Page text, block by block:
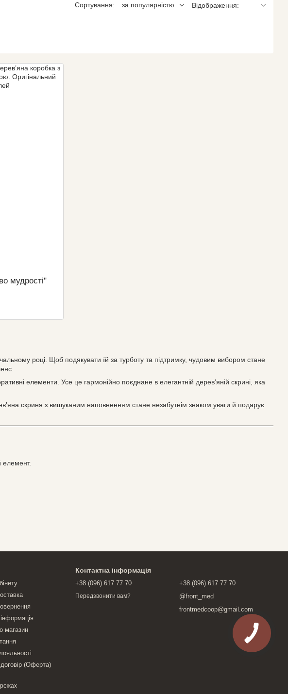
Сортування: за популярністю Відображення:
році. Щоб подякувати їй за турботу та підтримку, чудовим вибором стане
елементи. Усе це гармонійно поєднане в елегантній дерев’яній скрині, яка
скриня з вишуканим наповненням стане незабутнім знаком уваги й подарує
елемент.
мудрості"
магазин
(Оферта)
Контактна інформація
+38 (096) 617 77 70
Передзвонити вам?
+38 (096) 617 77 70
@front_med
frontmedcoop@gmail.com